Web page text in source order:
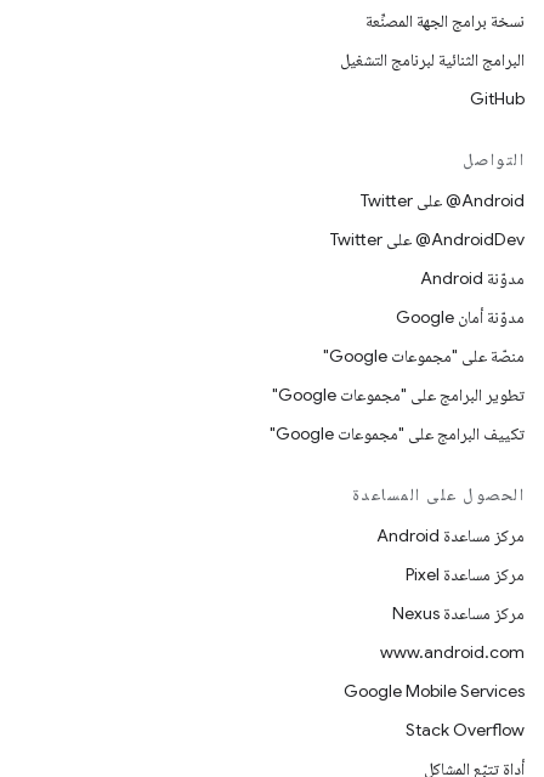
نسخة برامج الجهة المصنِّعة
البرامج الثنائية لبرنامج التشغيل
GitHub
التواصل
‎@Android على Twitter
‎@AndroidDev على Twitter
مدوّنة Android
مدوّنة أمان Google
منصّة على "مجموعات Google"
تطوير البرامج على "مجموعات Google"
تكييف البرامج على "مجموعات Google"
الحصول على المساعدة
مركز مساعدة Android
مركز مساعدة Pixel
مركز مساعدة Nexus
www.android.com
Google Mobile Services
Stack Overflow
أداة تتبّع المشاكل